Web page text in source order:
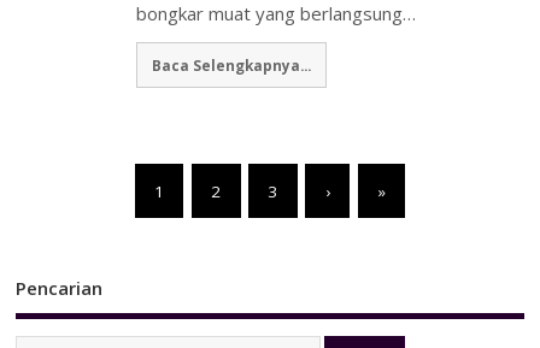
bongkar muat yang berlangsung…
Baca Selengkapnya...
1 2 3 › »
Pencarian